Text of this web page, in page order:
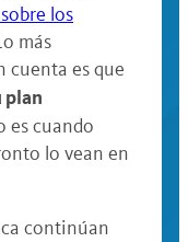
los
más
cuenta es que
plan
es cuando
lo vean en
continúan